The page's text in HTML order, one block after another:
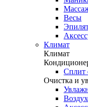
Весы
Климат
Климат
Сплит
Очистка и